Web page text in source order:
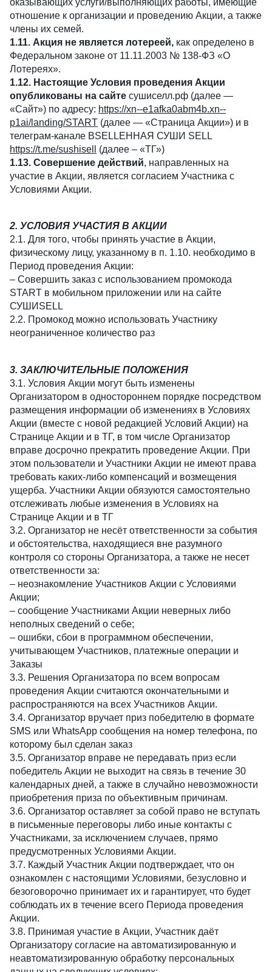
отношение к организации и проведению Акции, а также
члены их семей.
1.11. Акция не является лотереей, как определено в
Федеральном законе от 11.11.2003 № 138-ФЗ «О
Лотереях».
1.12. Настоящие Условия проведения Акции
опубликованы на сайте сушиселл.рф (далее —
«Сайт») по адресу: https://xn--e1afka0abm4b.xn--
p1ai/landing/START (далее — «Страница Акции») и в
телеграм-канале ВSELLЕННАЯ СУШИ SELL
https://t.me/sushisell
(далее – «ТГ»)
1.13. Совершение действий, направленных на
участие в Акции, является согласием Участника с
Условиями Акции.
2. УСЛОВИЯ УЧАСТИЯ В АКЦИИ
2.1. Для того, чтобы принять участие в Акции,
физическому лицу, указанному в п. 1.10. необходимо в
Период проведения Акции:
– Совершить заказ с использованием промокода
START в мобильном приложении или на сайте
СУШИSELL
2.2. Промокод можно использовать Участнику
неограниченное количество раз
3. ЗАКЛЮЧИТЕЛЬНЫЕ ПОЛОЖЕНИЯ
3.1. Условия Акции могут быть изменены
Организатором в одностороннем порядке посредством
размещения информации об изменениях в Условиях
Акции (вместе с новой редакцией Условий Акции) на
Странице Акции и в ТГ, в том числе Организатор
вправе досрочно прекратить проведение Акции. При
этом пользователи и Участники Акции не имеют права
требовать каких-либо компенсаций и возмещения
ущерба. Участники Акции обязуются самостоятельно
отслеживать любые изменения в Условиях на
Странице Акции и в ТГ
3.2. Организатор не несёт ответственности за события
и обстоятельства, находящиеся вне разумного
контроля со стороны Организатора, а также не несет
ответственности за:
– неознакомление Участников Акции с Условиями
Акции;
– сообщение Участниками Акции неверных либо
неполных сведений о себе;
– ошибки, сбои в программном обеспечении,
учитывающем Участников, платежные операции и
Заказы
3.3. Решения Организатора по всем вопросам
проведения Акции считаются окончательными и
распространяются на всех Участников Акции.
3.4. Организатор вручает приз победителю в формате
SMS или WhatsApp сообщения на номер телефона, по
которому был сделан заказ
3.5. Организатор вправе не передавать приз если
победитель Акции не выходит на связь в течение 30
календарных дней, а также в случайно невозможности
приобретения приза по объективным причинам.
3.6. Организатор оставляет за собой право не вступать
в письменные переговоры либо иные контакты с
Участниками, за исключением случаев, прямо
предусмотренных Условиями Акции.
3.7. Каждый Участник Акции подтверждает, что он
ознакомлен с настоящими Условиями, безусловно и
безоговорочно принимает их и гарантирует, что будет
соблюдать их в течение всего Периода проведения
Акции.
3.8. Принимая участие в Акции, Участник даёт
Организатору согласие на автоматизированную и
неавтоматизированную обработку персональных